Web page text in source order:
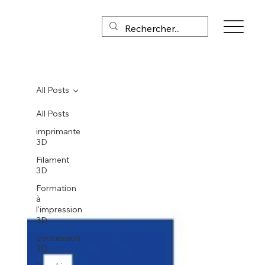
All Posts
imprimante
3D
Filament
3D
Formation
à
l'impression
3D
concession
3D,
All Posts